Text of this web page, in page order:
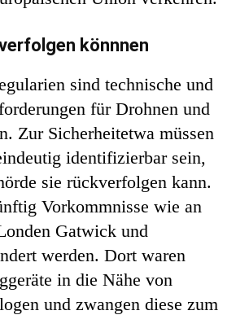
könnnen
sind technische und
für Drohnen und
Zur Sicherheitetwa müssen
identifizierbar sein,
sie rückverfolgen kann.
Vorkommnisse wie an
Gatwick und
werden. Dort waren
in die Nähe von
und zwangen diese zum